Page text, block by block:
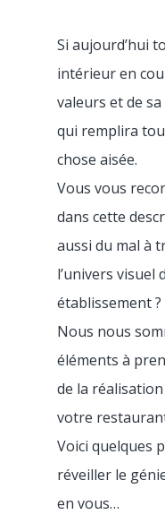
Si aujourd’hui
intérieur en
valeurs et de
qui remplira
chose aisée.
Vous vous
dans cette
aussi du mal à
l’univers
établissement ?
Nous nous
éléments à
de la
votre
Voici quelques
réveiller le
en vous…